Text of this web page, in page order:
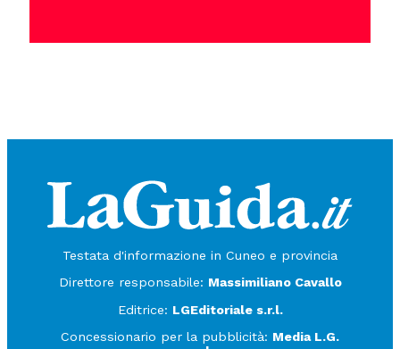
Testata d'informazione in Cuneo e provincia
Direttore responsabile: Massimiliano Cavallo
Editrice: LGEditoriale s.r.l.
Concessionario per la pubblicità: Media L.G.